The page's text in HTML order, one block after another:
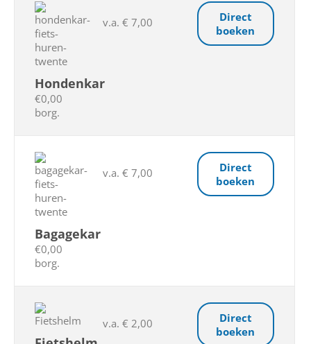
Hondenkar
€0,00
borg.
v.a. € 7,00
Direct
boeken
Bagagekar
€0,00
borg.
v.a. € 7,00
Direct
boeken
v.a. € 2,00
Direct
boeken